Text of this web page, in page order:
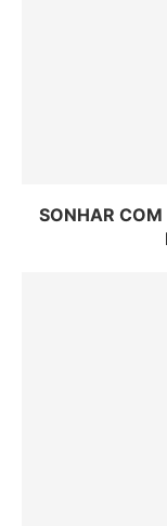
SONHAR COM